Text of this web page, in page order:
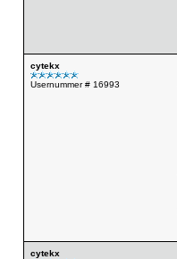
cytekx
Usernummer # 16993
cytekx